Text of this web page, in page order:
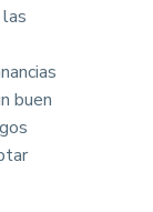
buen